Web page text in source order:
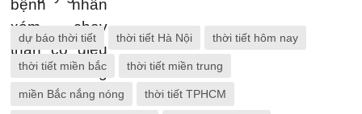
dự báo thời tiết thời tiết Hà Nội thời tiết hôm nay
thời tiết miền bắc thời tiết miền trung
miền Bắc nắng nóng thời tiết TPHCM